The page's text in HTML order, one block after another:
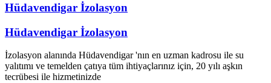
Hüdavendigar İzolasyon
Hüdavendigar İzolasyon
İzolasyon alanında Hüdavendigar 'nın en uzman kadrosu ile su
yalıtımı ve temelden çatıya tüm ihtiyaçlarınız için, 20 yılı aşkın
tecrübesi ile hizmetinizde